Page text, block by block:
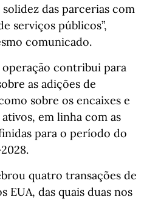
das parcerias com
serviços públicos”,
comunicado.
operação contribui para
as adições de
sobre os encaixes e
em linha com as
para o período do
quatro transações de
EUA, das quais duas nos